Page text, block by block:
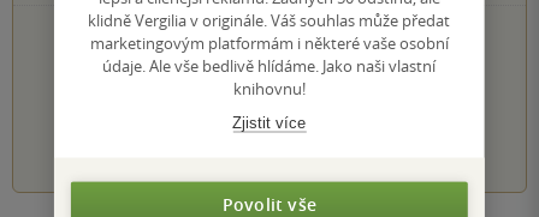
PŘIDEJTE SVÉ HODNOCENÍ KNIHY
Hodnocení našich knihkupců: 0.0 z 5
3 4 5
klidně Vergilia v originále. Váš souhlas může předat
marketingovým platformám i některé vaše osobní
údaje. Ale vše bedlivě hlídáme. Jako naši vlastní
knihovnu!
Zjistit více
Povolit vše